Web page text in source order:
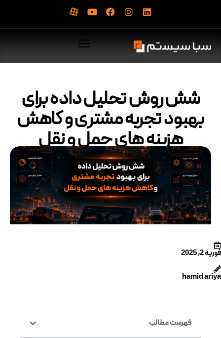
شش روش تحلیل داده برای
بهبود تجربه مشتری و کاهش
هزینه های حمل و نقل
فوریه 2, 2025
hamid ariya
فهرست مطالب